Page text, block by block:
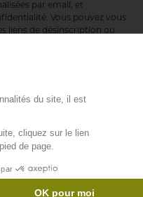
par email, et
. Vous pouvez vous
liens de désinscription ou
de contact :